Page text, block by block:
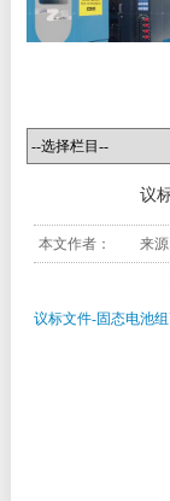
议
本文作者： 来源
议标文件-固态电池